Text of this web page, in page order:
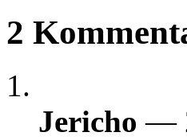
2
Jericho —